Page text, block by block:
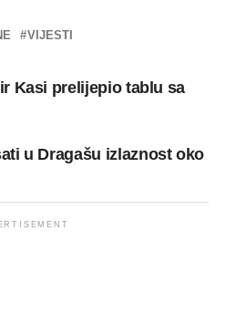
VIJESTI
Kasi prelijepio tablu sa
u Dragašu izlaznost oko